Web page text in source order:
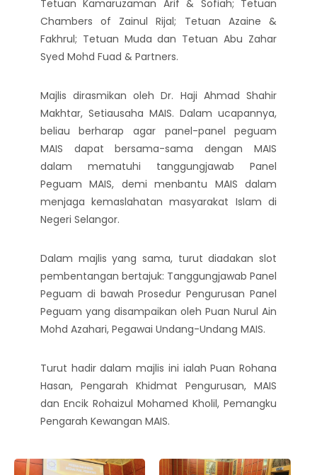
Tetuan Kamaruzaman Arif & Sofiah; Tetuan
Chambers of Zainul Rijal; Tetuan Azaine &
Fakhrul; Tetuan Muda dan Tetuan Abu Zahar
Syed Mohd Fuad & Partners.
Majlis dirasmikan oleh Dr. Haji Ahmad Shahir
Makhtar, Setiausaha MAIS. Dalam ucapannya,
beliau berharap agar panel-panel peguam
MAIS dapat bersama-sama dengan MAIS
dalam mematuhi tanggungjawab Panel
Peguam MAIS, demi menbantu MAIS dalam
menjaga kemaslahatan masyarakat Islam di
Negeri Selangor.
Dalam majlis yang sama, turut diadakan slot
pembentangan bertajuk: Tanggungjawab Panel
Peguam di bawah Prosedur Pengurusan Panel
Peguam yang disampaikan oleh Puan Nurul Ain
Mohd Azahari, Pegawai Undang-Undang MAIS.
Turut hadir dalam majlis ini ialah Puan Rohana
Hasan, Pengarah Khidmat Pengurusan, MAIS
dan Encik Rohaizul Mohamed Kholil, Pemangku
Pengarah Kewangan MAIS.